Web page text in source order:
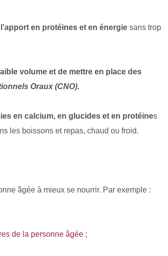
en protéines et en énergie sans trop
volume et de mettre en place des
Oraux (CNO).
en calcium, en glucides et en protéines
les boissons et repas, chaud ou froid.
âgée à mieux se nourrir. Par exemple :
de la personne âgée ;